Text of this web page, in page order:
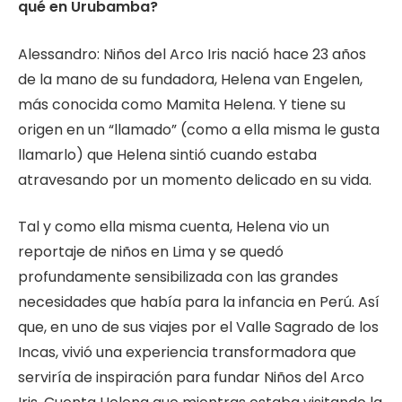
qué en Urubamba?
Alessandro: Niños del Arco Iris nació hace 23 años
de la mano de su fundadora, Helena van Engelen,
más conocida como Mamita Helena. Y tiene su
origen en un “llamado” (como a ella misma le gusta
llamarlo) que Helena sintió cuando estaba
atravesando por un momento delicado en su vida.
Tal y como ella misma cuenta, Helena vio un
reportaje de niños en Lima y se quedó
profundamente sensibilizada con las grandes
necesidades que había para la infancia en Perú. Así
que, en uno de sus viajes por el Valle Sagrado de los
Incas, vivió una experiencia transformadora que
serviría de inspiración para fundar Niños del Arco